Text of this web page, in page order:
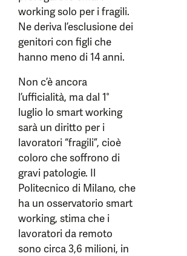
working solo per i fragili.
Ne deriva l’esclusione dei
genitori con figli che
hanno meno di 14 anni.
Non c’è ancora
l’ufficialità, ma dal 1°
luglio lo smart working
sarà un diritto per i
lavoratori “fragili”, cioè
coloro che soffrono di
gravi patologie. Il
Politecnico di Milano, che
ha un osservatorio smart
working, stima che i
lavoratori da remoto
sono circa 3,6 milioni, in